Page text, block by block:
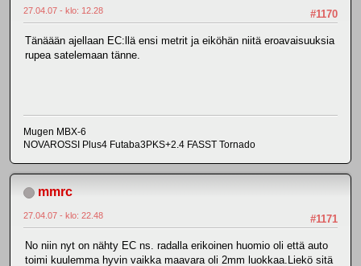
#1170
27.04.07 - klo: 12.28
Tänäään ajellaan EC:llä ensi metrit ja eiköhän niitä eroavaisuuksia
rupea satelemaan tänne.
Mugen MBX-6
NOVAROSSI Plus4 Futaba3PKS+2.4 FASST Tornado
mmrc
#1171
27.04.07 - klo: 22.48
No niin nyt on nähty EC ns. radalla erikoinen huomio oli että auto
toimi kuulemma hyvin vaikka maavara oli 2mm luokkaa.Liekö sitä